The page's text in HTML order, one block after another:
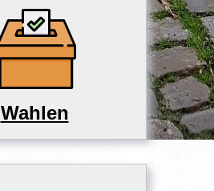
Wahlen